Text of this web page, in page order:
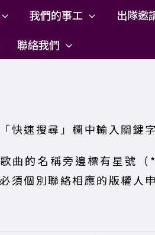
我們的事工 出隊邀
聯絡我們
快速搜尋」欄中輸入關鍵
曲的名稱旁邊標有星號
須個別聯絡相應的版權人